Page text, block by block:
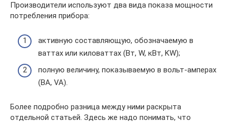
Производители используют два вида показа мощности
потребления прибора:
активную составляющую, обозначаемую в
ваттах или киловаттах (Вт, W, кВт, KW);
полную величину, показываемую в вольт-амперах
(ВА, VA).
Более подробно разница между ними раскрыта
отдельной статьей. Здесь же надо понимать, что